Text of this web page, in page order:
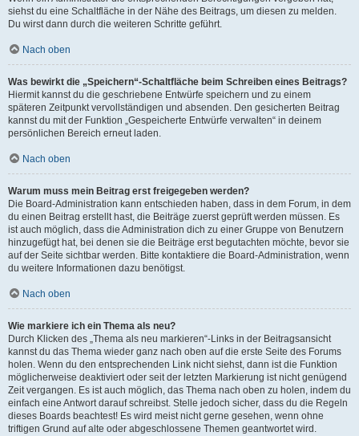
siehst du eine Schaltfläche in der Nähe des Beitrags, um diesen zu melden.
Du wirst dann durch die weiteren Schritte geführt.
Nach oben
Was bewirkt die „Speichern“-Schaltfläche beim Schreiben eines Beitrags?
Hiermit kannst du die geschriebene Entwürfe speichern und zu einem
späteren Zeitpunkt vervollständigen und absenden. Den gesicherten Beitrag
kannst du mit der Funktion „Gespeicherte Entwürfe verwalten“ in deinem
persönlichen Bereich erneut laden.
Nach oben
Warum muss mein Beitrag erst freigegeben werden?
Die Board-Administration kann entschieden haben, dass in dem Forum, in dem
du einen Beitrag erstellt hast, die Beiträge zuerst geprüft werden müssen. Es
ist auch möglich, dass die Administration dich zu einer Gruppe von Benutzern
hinzugefügt hat, bei denen sie die Beiträge erst begutachten möchte, bevor sie
auf der Seite sichtbar werden. Bitte kontaktiere die Board-Administration, wenn
du weitere Informationen dazu benötigst.
Nach oben
Wie markiere ich ein Thema als neu?
Durch Klicken des „Thema als neu markieren“-Links in der Beitragsansicht
kannst du das Thema wieder ganz nach oben auf die erste Seite des Forums
holen. Wenn du den entsprechenden Link nicht siehst, dann ist die Funktion
möglicherweise deaktiviert oder seit der letzten Markierung ist nicht genügend
Zeit vergangen. Es ist auch möglich, das Thema nach oben zu holen, indem du
einfach eine Antwort darauf schreibst. Stelle jedoch sicher, dass du die Regeln
dieses Boards beachtest! Es wird meist nicht gerne gesehen, wenn ohne
triftigen Grund auf alte oder abgeschlossene Themen geantwortet wird.